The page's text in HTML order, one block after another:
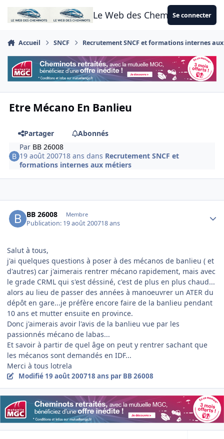
Aller au contenu
Le Web des CheminotsSe connecter
Accueil SNCF Recrutement SNCF et formations internes
Etre Mécano En Banlieu
Partager
Abonnés
Par BB 26008
19 août 200718 ans dans Recrutement SNCF et
formations internes aux métiers
BB 26008 Membre
Publication: 19 août 200718 ans
Salut à tous,
j'ai quelques questions à poser à des mécanos de banlieu ( et
d'autres) car j'aimerais rentrer mécano rapidement, mais avec
le grade CRML qui s'est déssiné, c'est de plus en plus chaud...
alors au lieu de passer des années à manoeuvrer un ATER du
dépôt en gare...je préfère encore faire de la banlieu pendant
10 ans et mutter ensuite en province.
Donc j'aimerais avoir l'avis de la banlieu vue par les
passionnés mécano de labas...
Et savoir à partir de quel âge on peut y rentrer sachant que
les mécanos sont demandés en IDF...
Merci à tous lotrela
Modifié 19 août 200718 ans par BB 26008